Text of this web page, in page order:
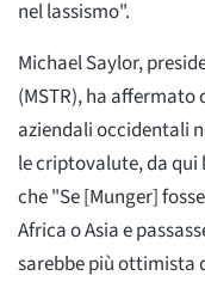
nel lassismo".
Michael Saylor,
(MSTR), ha
aziendali occidentali
le criptovalute, da qui
che "Se [Munger]
Africa o Asia e
sarebbe più ottimista